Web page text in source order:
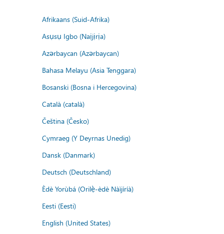
Afrikaans (Suid-Afrika)
Asụsụ Igbo (Naịjịrịa)
Azərbaycan (Azərbaycan)
Bahasa Melayu (Asia Tenggara)
Bosanski (Bosna i Hercegovina)
Català (català)
Čeština (Česko)
Cymraeg (Y Deyrnas Unedig)
Dansk (Danmark)
Deutsch (Deutschland)
Èdè Yorùbá (Orilẹ̀-èdè Nàìjíríà)
Eesti (Eesti)
English (United States)